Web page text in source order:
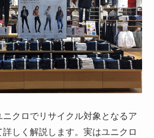
ニクロでリサイクル対象となるア
詳しく解説します。実はユニクロ